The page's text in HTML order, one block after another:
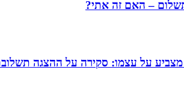
– האם זה אתי?
על עצמו: סקירה על ההצגה